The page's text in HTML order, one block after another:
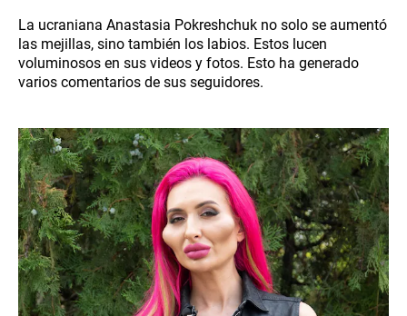
La ucraniana Anastasia Pokreshchuk no solo se aumentó
las mejillas, sino también los labios. Estos lucen
voluminosos en sus videos y fotos. Esto ha generado
varios comentarios de sus seguidores.